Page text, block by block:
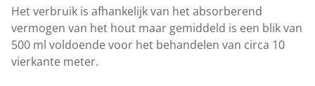
Het verbruik is afhankelijk van het absorberend
vermogen van het hout maar gemiddeld is een blik van
500 ml voldoende voor het behandelen van circa 10
vierkante meter.